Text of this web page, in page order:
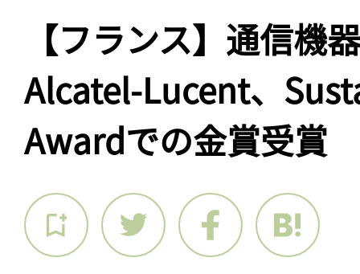
【フランス】通信機
Alcatel-Lucent、
Awardでの金賞受賞